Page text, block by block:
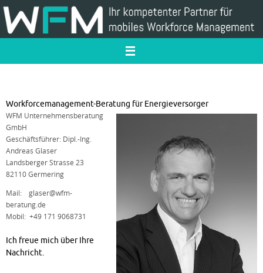
Zum
Inhalt
springen
Workforcemanagement-Beratung für Energieversorger
WFM Unternehmensberatung
GmbH
Geschäftsführer: Dipl.-Ing.
Andreas Glaser
Landsberger Strasse 23
82110 Germering
Mail: glaser@wfm-
beratung.de
Mobil: +49 171 9068731
Ich freue mich über Ihre
Nachricht.